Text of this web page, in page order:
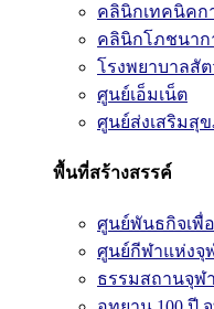
คลินิกเทคนิคก
คลินิกโภชนาก
โรงพยาบาลสัต
ศูนย์เอ็มเน็ต
ศูนย์ส่งเสริมสุ
พื้นที่สร้างสรรค์
ศูนย์พันธกิจเพื่
ศูนย์กีฬาแห่งจุ
ธรรมสถานจุฬ